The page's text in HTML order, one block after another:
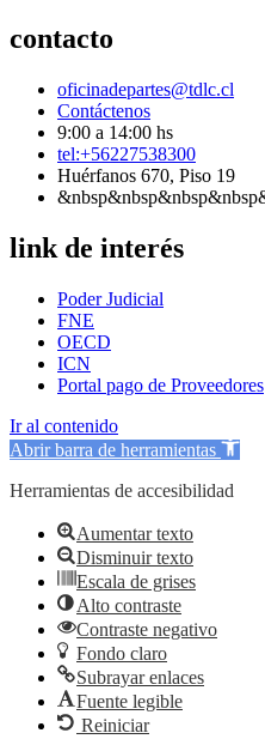
contacto
oficinadepartes@tdlc.cl
Contáctenos
9:00 a 14:00 hs
tel:+56227538300
Huérfanos 670, Piso 19
link de interés
Poder Judicial
FNE
OECD
ICN
Portal pago de Proveedores
Ir al contenido
Abrir barra de herramientas
Herramientas de accesibilidad
Aumentar texto
Disminuir texto
Escala de grises
Alto contraste
Contraste negativo
Fondo claro
Subrayar enlaces
Fuente legible
Reiniciar